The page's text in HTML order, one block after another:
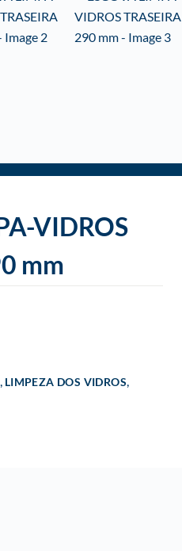
VIDROS
mm
, LIMPEZA DOS VIDROS,